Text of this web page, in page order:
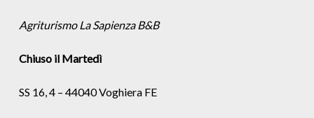
Agriturismo La Sapienza B&B
Chiuso il Martedì
SS 16, 4 – 44040 Voghiera FE